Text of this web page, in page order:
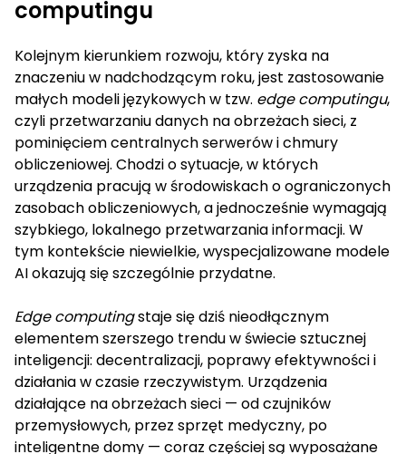
computingu
Kolejnym kierunkiem rozwoju, który zyska na
znaczeniu w nadchodzącym roku, jest zastosowanie
małych modeli językowych w tzw. edge computingu,
czyli przetwarzaniu danych na obrzeżach sieci, z
pominięciem centralnych serwerów i chmury
obliczeniowej. Chodzi o sytuacje, w których
urządzenia pracują w środowiskach o ograniczonych
zasobach obliczeniowych, a jednocześnie wymagają
szybkiego, lokalnego przetwarzania informacji. W
tym kontekście niewielkie, wyspecjalizowane modele
AI okazują się szczególnie przydatne.
Edge computingstaje się dziś nieodłącznym
elementem szerszego trendu w świecie sztucznej
inteligencji: decentralizacji, poprawy efektywności i
działania w czasie rzeczywistym. Urządzenia
działające na obrzeżach sieci — od czujników
przemysłowych, przez sprzęt medyczny, po
inteligentne domy — coraz częściej są wyposażane